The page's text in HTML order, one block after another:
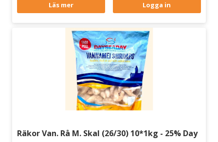
Läs mer Logga in
Räkor Van. Rå M. Skal (26/30) 10*1kg - 25% Day